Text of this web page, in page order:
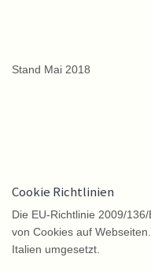
Stand Mai 2018
Cookie Richtlinien
Die EU-Richtlinie 2009/
von Cookies auf
Italien umgesetzt.